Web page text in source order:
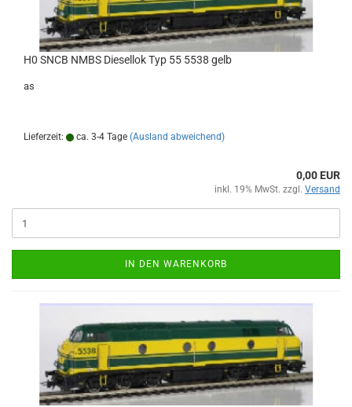
H0 SNCB NMBS Diesellok Typ 55 5538 gelb
as
Lieferzeit: ca. 3-4 Tage (Ausland abweichend)
0,00 EUR
inkl. 19% MwSt. zzgl. Versand
IN DEN WARENKORB